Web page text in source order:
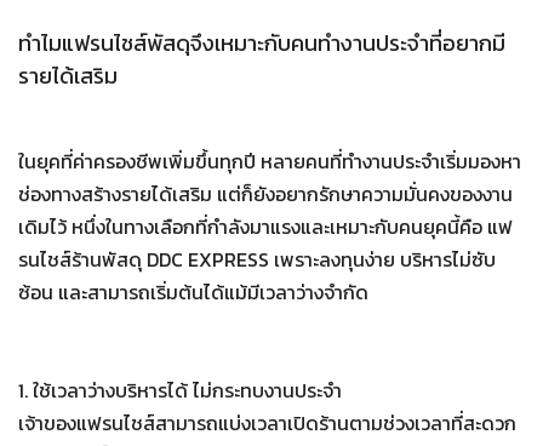
ทำไมแฟรนไชส์พัสดุจึงเหมาะกับคนทำงานประจำที่อยากมี
รายได้เสริม
ในยุคที่ค่าครองชีพเพิ่มขึ้นทุกปี หลายคนที่ทำงานประจำเริ่มมองหา
ช่องทางสร้างรายได้เสริม แต่ก็ยังอยากรักษาความมั่นคงของงาน
เดิมไว้ หนึ่งในทางเลือกที่กำลังมาแรงและเหมาะกับคนยุคนี้คือ แฟ
รนไชส์ร้านพัสดุ DDC EXPRESS เพราะลงทุนง่าย บริหารไม่ซับ
ซ้อน และสามารถเริ่มต้นได้แม้มีเวลาว่างจำกัด
1. ใช้เวลาว่างบริหารได้ ไม่กระทบงานประจำ
เจ้าของแฟรนไชส์สามารถแบ่งเวลาเปิดร้านตามช่วงเวลาที่สะดวก